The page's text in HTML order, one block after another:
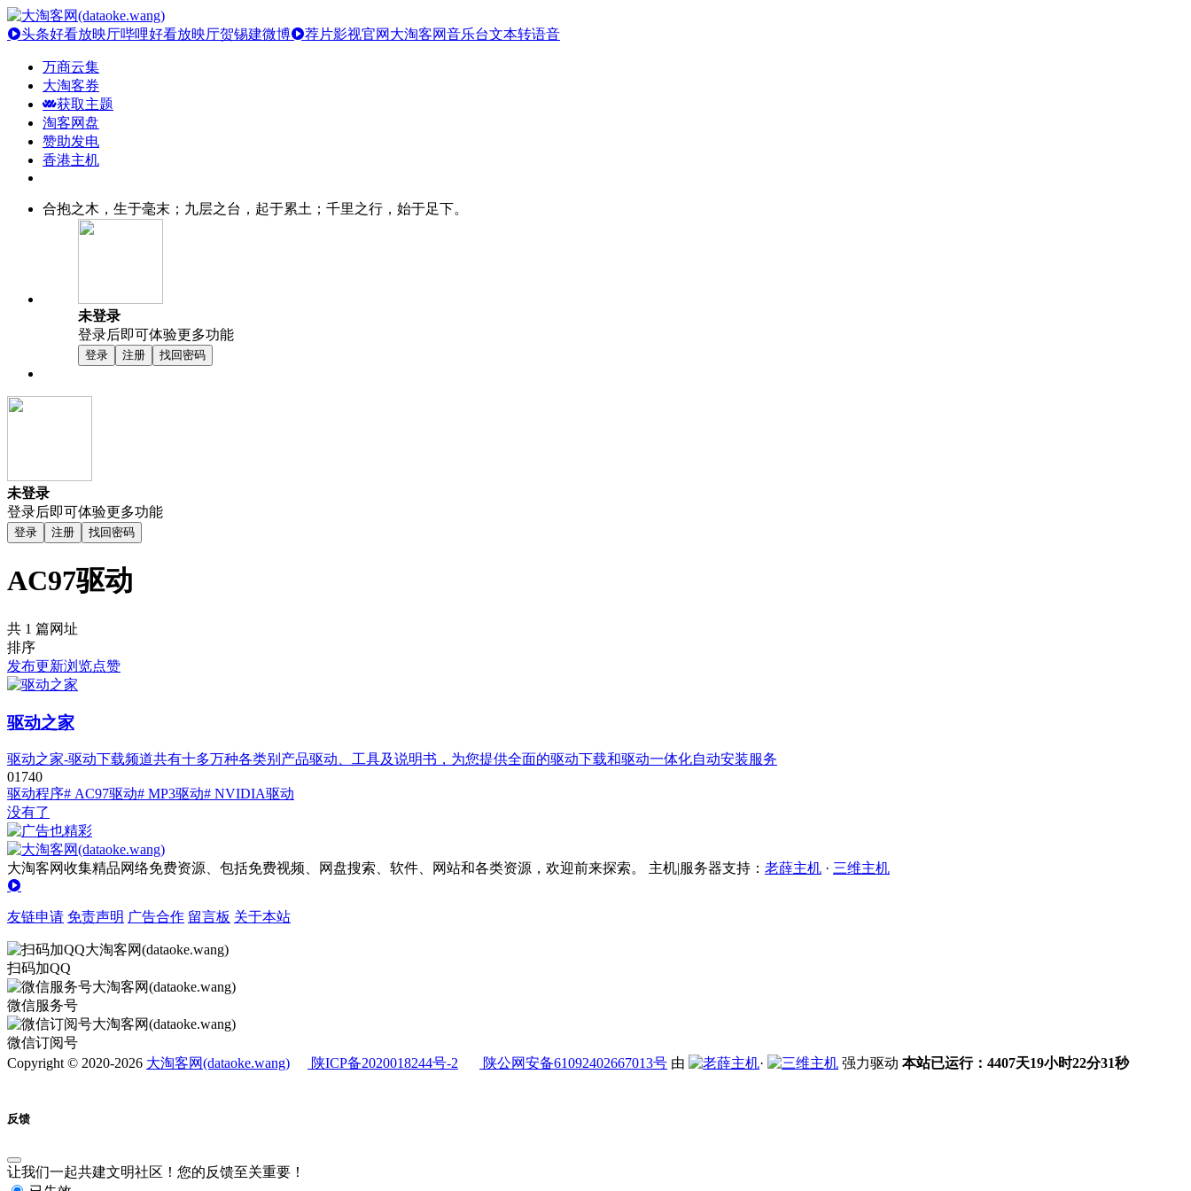
头条好看放映厅哔哩好看放映厅贺锡建微博 荐片影视官网 大淘客网音乐台文本转语音
万商云集
大淘客券
获取主题
淘客网盘
赞助发电
香港主机
合抱之木，生于毫末；九层之台，起于累土；千里之行，始于足下。
未登录
登录后即可体验更多功能
登录 注册 找回密码
未登录
登录后即可体验更多功能
登录 注册 找回密码
AC97驱动
共 1 篇网址
排序
发布更新浏览点赞
驱动之家
驱动之家-驱动下载频道共有十多万种各类别产品驱动、工具及说明书，为您提供全面的驱动下载和驱动一体化自动安装服务
01740
驱动程序# AC97驱动# MP3驱动# NVIDIA驱动
没有了
大淘客网收集精品网络免费资源、包括免费视频、网盘搜索、软件、网站和各类资源，欢迎前来探索。 主机|服务器支持： 老薛主机 · 三维主机
友链申请 免责声明 广告合作 留言板 关于本站
扫码加QQ
微信服务号
微信订阅号
Copyright © 2020-2026 大淘客网(dataoke.wang) 陕ICP备2020018244号-2 陕公网安备61092402667013号 由 · 强力驱动 本站已运行：4407天19小时22分31秒
反馈
让我们一起共建文明社区！您的反馈至关重要！